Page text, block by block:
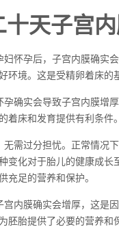
十天子宫
妇怀孕后，子宫内膜确实
环境。这是受精卵着床的
孕确实会导致子宫内膜增
着床和发育提供有利条件
无需过分担忧。正常情况
变化对于胎儿的健康成
充足的营养和保护。
宫内膜确实会增厚，这是
胚胎提供了必要的营养